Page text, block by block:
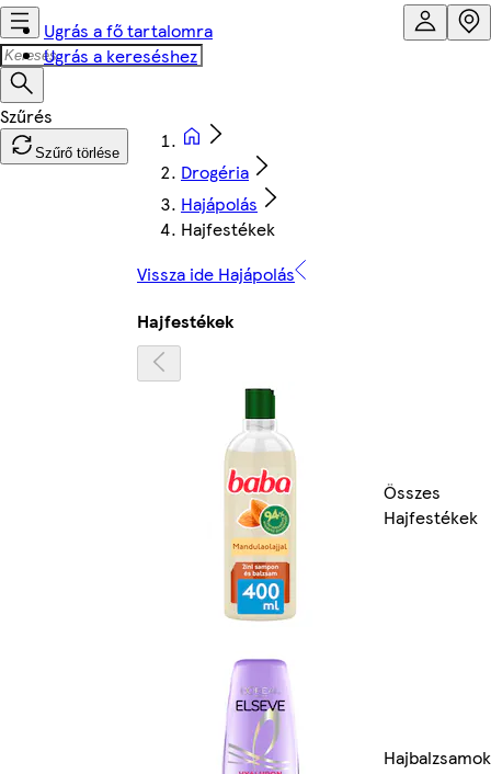
Ugrás a fő tartalomra
Ugrás a kereséshez
Szűrő törlése
Drogéria
Hajápolás
Hajfestékek
Vissza ide Hajápolás
Hajfestékek
Összes
Hajfestékek
Hajbalzsamok